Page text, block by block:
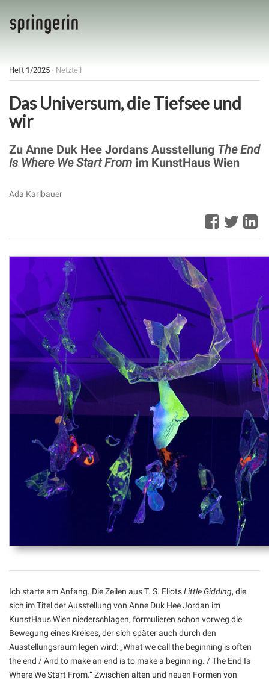
Heft 1/2025 - Netzteil
Das Universum, die Tiefsee und
wir
Zu Anne Duk Hee Jordans Ausstellung The End
Is Where We Start From im KunstHaus Wien
Ada Karlbauer
Ich starte am Anfang. Die Zeilen aus T. S. EliotsLittle Gidding, die
sich im Titel der Ausstellung von Anne Duk Hee Jordan im
KunstHaus Wien niederschlagen, formulieren schon vorweg die
Bewegung eines Kreises, der sich später auch durch den
Ausstellungsraum legen wird: „What we call the beginning is often
the end / And to make an end is to make a beginning. / The End Is
Where We Start From.“ Zwischen alten und neuen Formen von